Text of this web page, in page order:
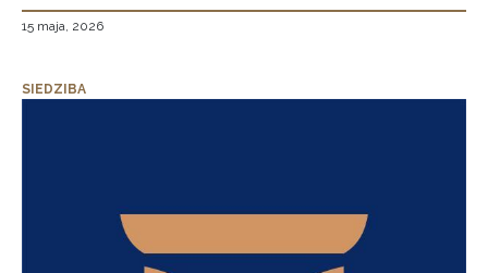
15 maja, 2026
SIEDZIBA